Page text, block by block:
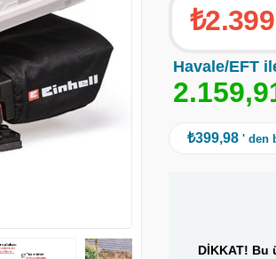
Havale/EFT
2.159,9
₺399,98 ' den
DİKKAT!